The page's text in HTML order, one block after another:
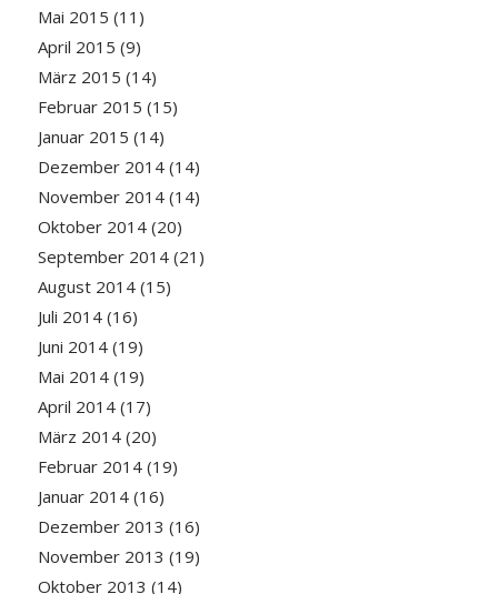
Mai 2015 (11)
April 2015 (9)
März 2015 (14)
Februar 2015 (15)
Januar 2015 (14)
Dezember 2014(14)
November 2014(14)
Oktober 2014(20)
September 2014(21)
August 2014(15)
Juli 2014(16)
Juni 2014(19)
Mai 2014(19)
April 2014(17)
März 2014(20)
Februar 2014(19)
Januar 2014(16)
Dezember 2013 (16)
November 2013 (19)
Oktober 2013 (14)